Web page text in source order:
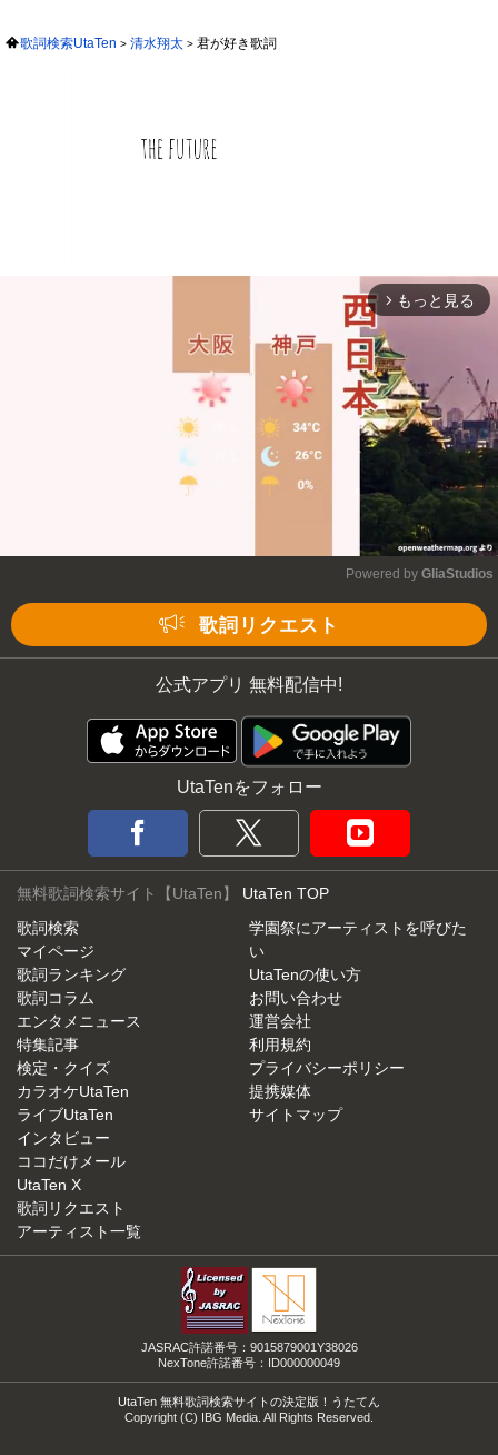
歌詞検索UtaTen 清水翔太 君が好き歌詞
arrow_forward_ios もっと見る
Powered by GliaStudios
歌詞リクエスト
公式アプリ 無料配信中!
UtaTenをフォロー
無料歌詞検索サイト【UtaTen】 UtaTen TOP
歌詞検索
マイページ
歌詞ランキング
歌詞コラム
エンタメニュース
特集記事
検定・クイズ
カラオケUtaTen
ライブUtaTen
インタビュー
ココだけメール
UtaTen X
歌詞リクエスト
アーティスト一覧
学園祭にアーティストを呼びた
い
UtaTenの使い方
お問い合わせ
運営会社
利用規約
プライバシーポリシー
提携媒体
サイトマップ
JASRAC許諾番号：9015879001Y38026
NexTone許諾番号：ID000000049
UtaTen 無料歌詞検索サイトの決定版！うたてん
Copyright (C) IBG Media. All Rights Reserved.